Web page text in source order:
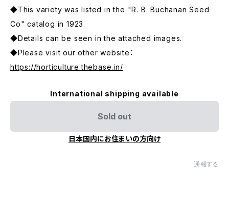
◆This variety was listed in the "R. B. Buchanan Seed
Co" catalog in 1923.
◆Details can be seen in the attached images.
◆Please visit our other website：
https://horticulture.thebase.in/
International shipping available
Sold out
日本国内にお住まいの方向け
通報する